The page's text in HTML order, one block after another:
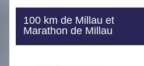
100 km de Millau et
Marathon de Millau